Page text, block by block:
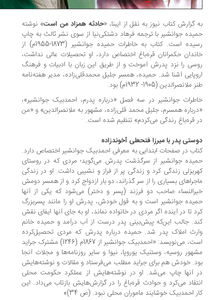
گزارش کتاب نیوز به نقل از ایبنا، « حادثه همزاد من است» نوشته
جوانشیر با ترجمه فرهاد دشتکی‌نیا از سوی نشر ثالث به چاپ
رسیده است. کتاب به خاطرات حمیده جوانشیر (1873-1955م) از
حکمرانان قره‌باغ اختصاص دارد، او تحصیلات عالی نداشت،
را نزد پدرش آموخت و از طریق این زبان با ادبیات و فرهنگ
آشنا شد. حمیده، همسر جلیل محمدقلی‌زاده، مدیر هفته‌نامه
(1905- 1932م) بود.
جوانشیر در سه فصل «درباره پدرم، احمدبیک جوانشیر»،
همسرم، جلیل محمد قلی‌زاده، مشهور به ملانصرالدین» و «من
قره‌باغ رندگی می‌کردم» تنظیم شده است.
پدر با میرزا فتحعلی آخوندزاده
در صفحات ابتدایی به معرفی احمدبیک جوانشیر اختصاص دارد.
جوانشیر از سرگذشت پدرش می‌گوید؛ مردی که در روستای
زندگی کرد و زندگی پر از فراز و نشیبی داشت. او در زندگی
بسیاری را از سر گذراند، دو بار ازدواج کرد و از همسر دومش
صاحب دو فرزند (پسر و دختر) می‌شود که یکی از آنها
جوانشیر است و به قول خودش، پدرش او را مانند پسربزرگ
تا در آینده اگر مردی در خانواده نماند، او به جای آنها ایفای نقش
جالب این‌که پیش‌بینی پدر درست از آب درآمد و حمیده خانم
املاک پدر شد. حمیده درباره پدرش که مردی تحصیل‌کرده
است، می‌نویسد: «احمدبیک جوانشیر از 1867م (1246) مشترک جراید
روسیه، وستنیک یوروپا، نیوا و سایر روزنامه‌ها و مجلات آنجا
خودش هم برای جراید مطلب می‌فرستاد و مقالات و نوشته‌هایش
آنها چاپ می‌شد. او در نوشته‌هایش از عملکرد حکومت محلی
می‌کرد و حوادث قره‌باغ را در گزارش‌هایش بازتاب می‌داد. این
احمدبیک خوشایند ماموران محلی نبود. (ص 34)»